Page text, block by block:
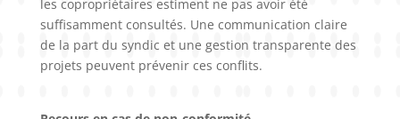
les copropriétaires estiment ne pas avoir été
suffisamment consultés. Une communication claire
de la part du syndic et une gestion transparente des
projets peuvent prévenir ces conflits.